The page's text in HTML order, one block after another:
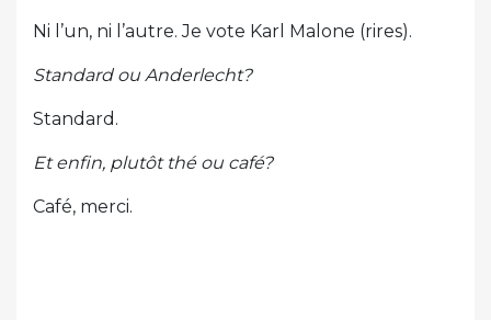
Ni l’un, ni l’autre. Je vote Karl Malone (rires).
Standard ou Anderlecht?
Standard.
Et enfin, plutôt thé ou café?
Café, merci.